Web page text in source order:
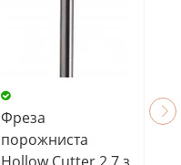
Фреза
порожниста
Hollow Cutter 2,7 з